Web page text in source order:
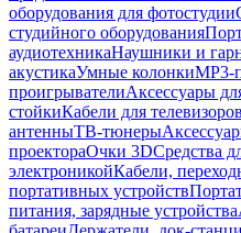
оборудования для фотостудии
студийного оборудования
аудиотехникаНаушники и
акустикаУмные колонкиMP3-
проигрывателиАксессуары
стойкиКабели для телевизоров
антенныТВ-тюнеры
проектораОчки 3DСредства
электроникойКабели,
портативных устройств
питания, зарядные устройства